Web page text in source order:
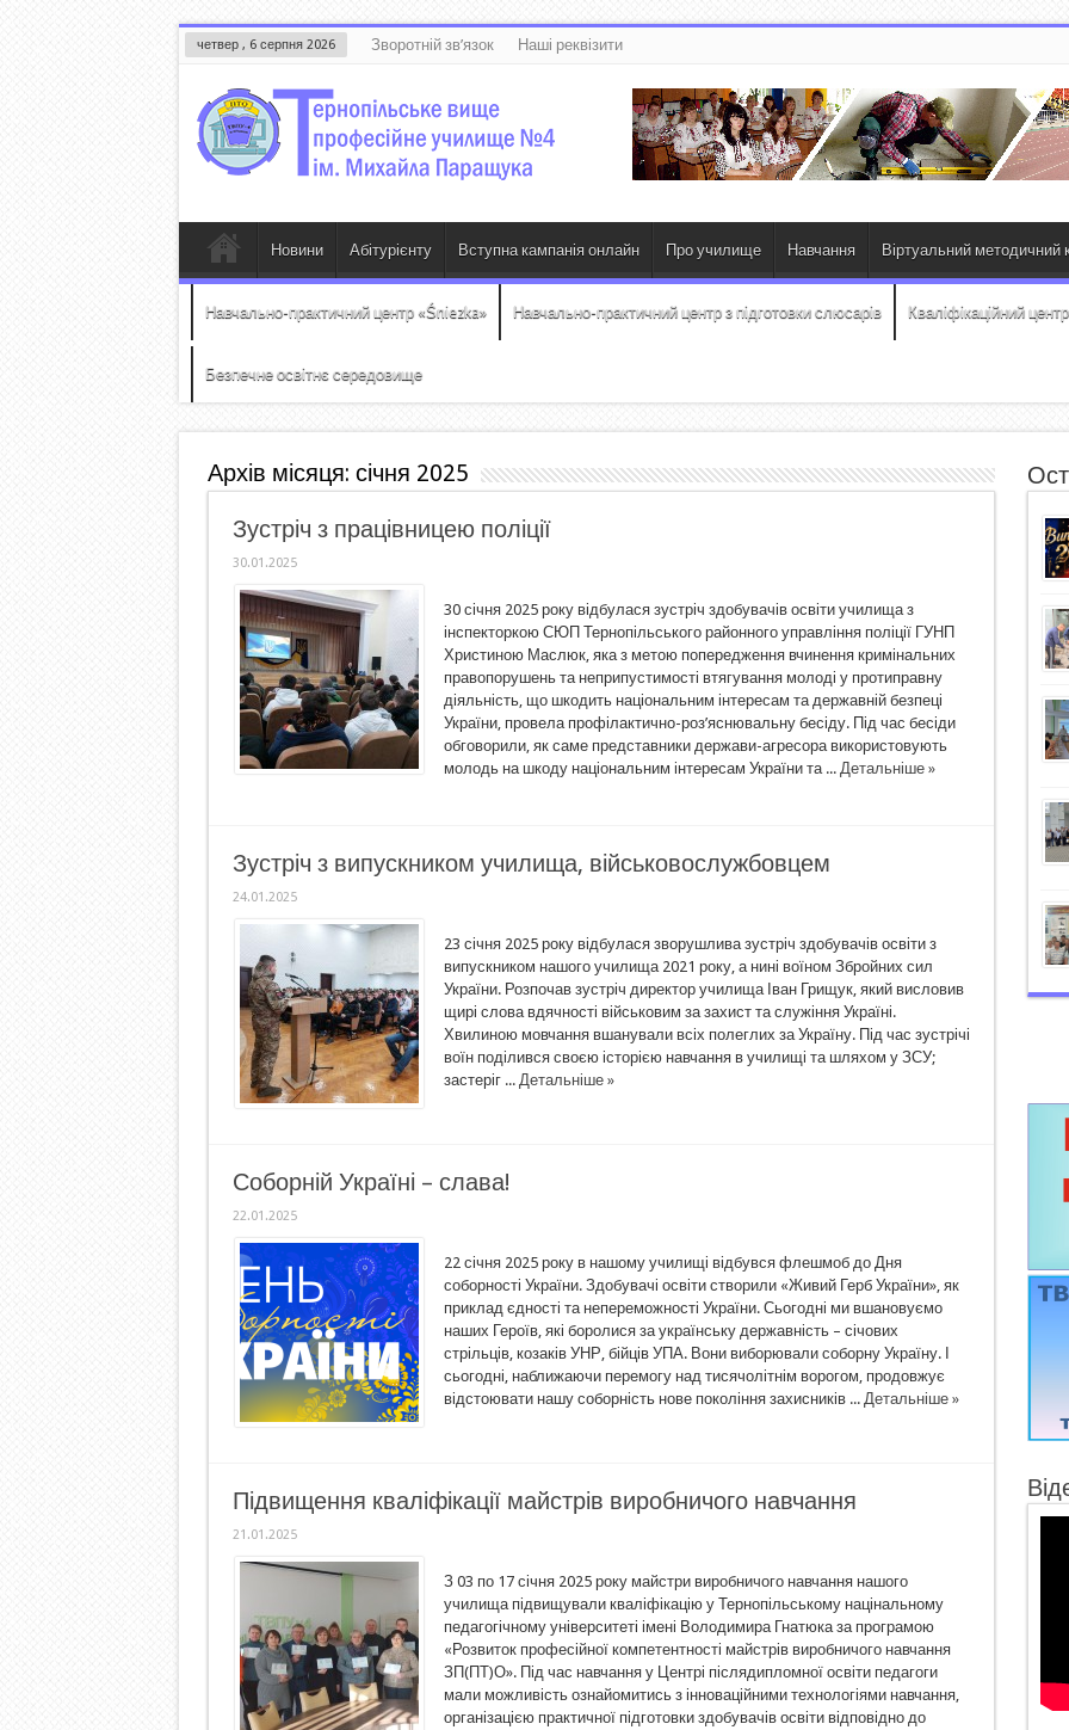
четвер , 6 серпня 2026 Зворотній зв’язок Наші реквізити
Новини Абітурієнту Вступна кампанія онлайн Про училище Навчання Віртуальний методичний
Навчально-практичний центр «Śniezka» Навчально-практичний центр з підготовки слюсарів Кваліфікаційний центр
Безпечне освітнє середовище
Архів місяця: січня 2025
Зустріч з працівницею поліції
30.01.2025
30 січня 2025 року відбулася зустріч здобувачів освіти училища з
інспекторкою СЮП Тернопільського районного управління поліції ГУНП
Христиною Маслюк, яка з метою попередження вчинення кримінальних
правопорушень та неприпустимості втягування молоді у протиправну
діяльність, що шкодить національним інтересам та державній безпеці
України, провела профілактично-роз’яснювальну бесіду. Під час бесіди
обговорили, як саме представники держави-агресора використовують
молодь на шкоду національним інтересам України та ... Детальніше »
Зустріч з випускником училища, військовослужбовцем
24.01.2025
23 січня 2025 року відбулася зворушлива зустріч здобувачів освіти з
випускником нашого училища 2021 року, а нині воїном Збройних сил
України. Розпочав зустріч директор училища Іван Грищук, який висловив
щирі слова вдячності військовим за захист та служіння Україні.
Хвилиною мовчання вшанували всіх полеглих за Україну. Під час зустрічі
воїн поділився своєю історією навчання в училищі та шляхом у ЗСУ;
застеріг ... Детальніше »
Соборній Україні – слава!
22.01.2025
22 січня 2025 року в нашому училищі відбувся флешмоб до Дня
соборності України. Здобувачі освіти створили «Живий Герб України», як
приклад єдності та непереможності України. Сьогодні ми вшановуємо
наших Героїв, які боролися за українську державність – січових
стрільців, козаків УНР, бійців УПА. Вони виборювали соборну Україну. І
сьогодні, наближаючи перемогу над тисячолітнім ворогом, продовжує
відстоювати нашу соборність нове покоління захисників ... Детальніше »
Підвищення кваліфікації майстрів виробничого навчання
21.01.2025
З 03 по 17 січня 2025 року майстри виробничого навчання нашого
училища підвищували кваліфікацію у Тернопільському націнальному
педагогічному університеті імені Володимира Гнатюка за програмою
«Розвиток професійної компетентності майстрів виробничого навчання
ЗП(ПТ)О». Під час навчання у Центрі післядипломної освіти педагоги
мали можливість ознайомитись з інноваційними технологіями навчання,
організацією практичної підготовки здобувачів освіти відповідно до